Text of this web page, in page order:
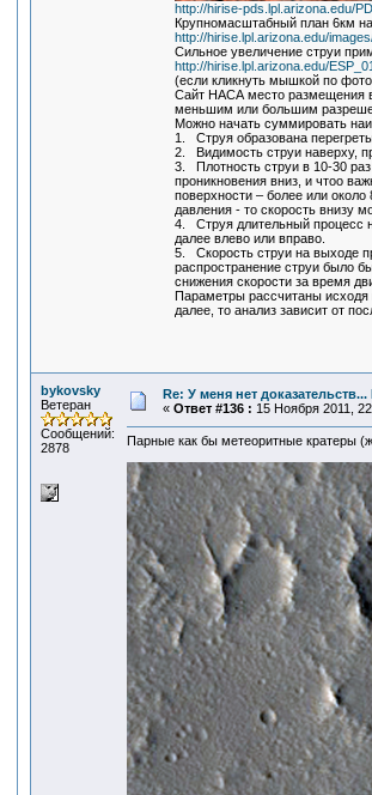
http://hirise-pds.lpl.arizona.edu/
Крупномасштабный план 6км
http://hirise.lpl.arizona.edu/
Сильное увеличение струи
http://hirise.lpl.arizona.edu/
(если кликнуть мышкой по
Сайт НАСА место размещения
меньшим или большим
Можно начать суммировать
1. Струя образована
2. Видимость струи наверху,
3. Плотность струи в 10-30
проникновения вниз, и чтоо
поверхности – более или
давления - то скорость внизу
4. Струя длительный процесс
далее влево или вправо.
5. Скорость струи на выходе
распространение струи было
снижения скорости за время
Параметры рассчитаны исходя
далее, то анализ зависит от
bykovsky
Ветеран
Сообщений:
2878
Re: У меня нет
« Ответ #136 : 15 Ноября 2011,
Парные как бы метеоритные кратеры